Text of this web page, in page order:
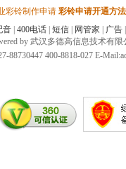
彩铃制作申请 彩铃申请开通方
音| 400电话| 短信| 网管家 广告
by 武汉多德高信息技术有
88730447 400-8818-027 E-